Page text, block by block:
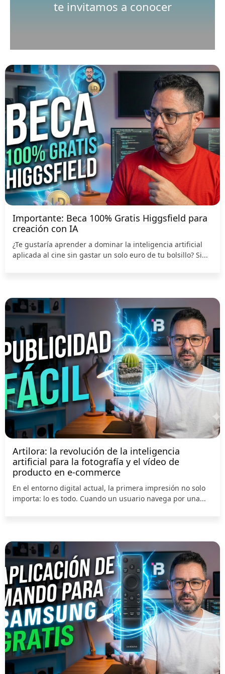
te invitamos a conocer
Importante: Beca 100% Gratis Higgsfield para
creación con IA
¿Te gustaría aprender a dominar la inteligencia artificial
aplicada al cine sin gastar un solo euro de tu bolsillo? Si...
Artilora: la revolución de la inteligencia
artificial para la fotografía y el vídeo de
producto en e-commerce
En el entorno digital actual, la primera impresión no solo
importa: lo es todo. Cuando un usuario navega por una...